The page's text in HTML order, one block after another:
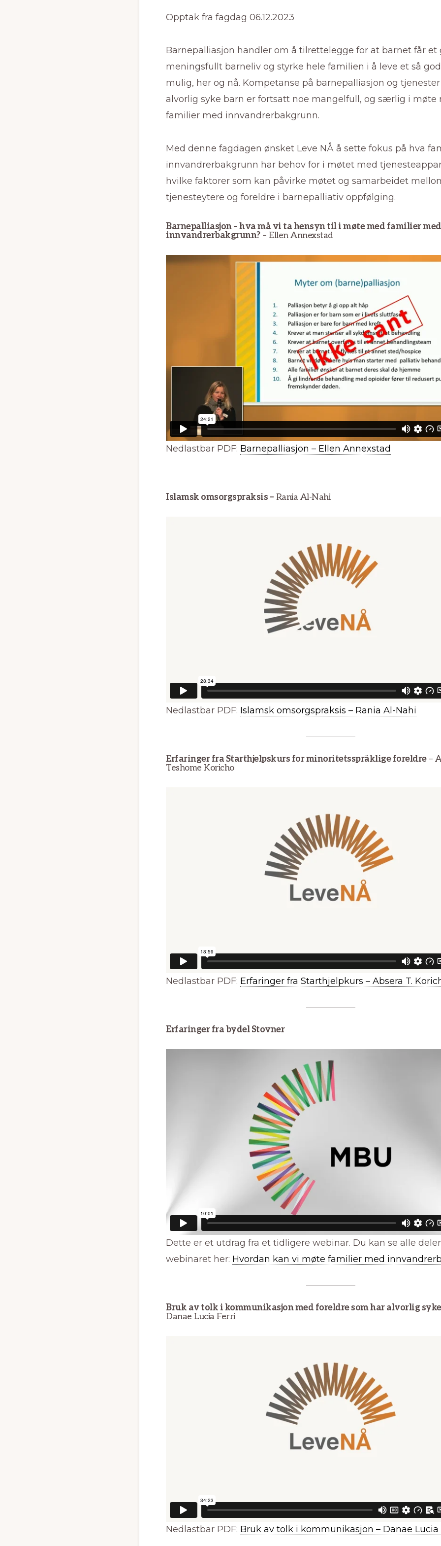
Opptak fra fagdag 06.12.2023
Barnepalliasjon handler om å tilrettelegge for at barnet får et
meningsfullt barneliv og styrke hele familien i å leve et så
mulig, her og nå. Kompetanse på barnepalliasjon og
alvorlig syke barn er fortsatt noe mangelfull, og særlig i møte
familier med innvandrerbakgrunn.
Med denne fagdagen ønsket Leve NÅ å sette fokus på hva
innvandrerbakgrunn har behov for i møtet med
hvilke faktorer som kan påvirke møtet og samarbeidet
tjenesteytere og foreldre i barnepalliativ oppfølging.
Barnepalliasjon – hva må vi ta hensyn til i møte med familier med
innvandrerbakgrunn?– Ellen Annexstad
Nedlastbar PDF: Barnepalliasjon – Ellen Annexstad
Islamsk omsorgspraksis – Rania Al-Nahi
Nedlastbar PDF: Islamsk omsorgspraksis – Rania Al-Nahi
Erfaringer fra Starthjelpskurs for minoritetsspråklige foreldre–
Teshome Koricho
Nedlastbar PDF: Erfaringer fra Starthjelpkurs – Absera T.
Erfaringer fra bydel Stovner
Dette er et utdrag fra et tidligere webinar. Du kan se alle
webinaret her: Hvordan kan vi møte familier med
Bruk av tolk i kommunikasjon med foreldre som har alvorlig
Danae Lucia Ferri
Nedlastbar PDF: Bruk av tolk i kommunikasjon – Danae Lucia